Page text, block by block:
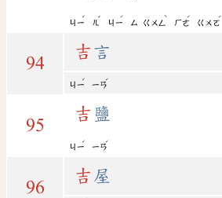
ㄐㄧ
ˊ
ㄦ
ˇ
ㄐㄧ
ˊ
ㄙ ㄍㄨㄥ
ˋ
ㄏㄜ
ˊ
ㄍㄨㄛ
ˊ
94
吉 言
ㄐㄧ
ˊ
ㄧㄢ
ˊ
95
吉 鹽
ㄐㄧ
ˊ
ㄧㄢ
ˊ
96
吉 屋